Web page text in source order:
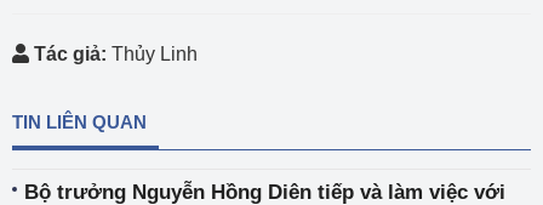
Tác giả: Thủy Linh
TIN LIÊN QUAN
Bộ trưởng Nguyễn Hồng Diên tiếp và làm việc với